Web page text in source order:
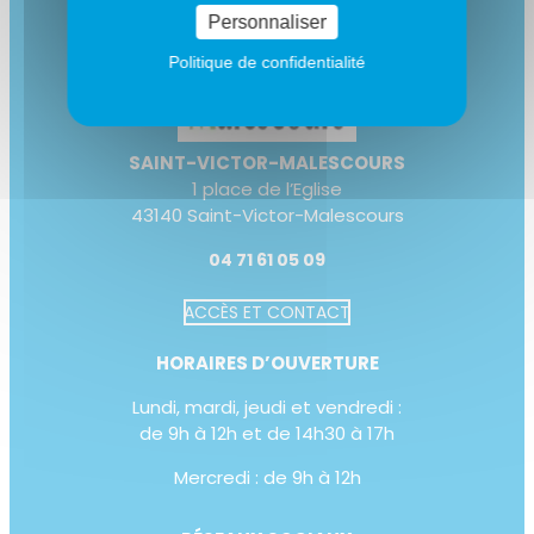
SAINT-VICTOR-MALESCOURS
1 place de l’Eglise
43140 Saint-Victor-Malescours
04 71 61 05 09
ACCÈS ET CONTACT
HORAIRES D’OUVERTURE
Lundi, mardi, jeudi et vendredi :
de 9h à 12h et de 14h30 à 17h
Mercredi : de 9h à 12h
Diminuer la taille du
Augmenter
Personnaliser
Politique de confidentialité